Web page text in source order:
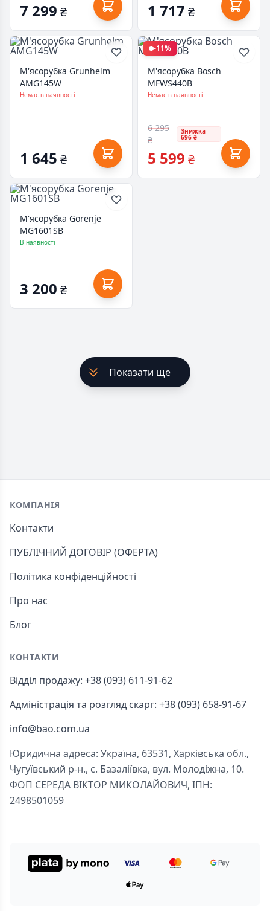
7 299 ₴ 1 717 ₴
М'ясорубка Grunhelm
AMG145W
Немає в наявності
1 645 ₴
-11%
М'ясорубка Bosch
MFWS440B
Немає в наявності
6 295
₴
Знижка
696 ₴
5 599 ₴
М'ясорубка Gorenje
MG1601SB
В наявності
3 200 ₴
Показати ще
Footer
КОМПАНІЯ
Контакти
ПУБЛІЧНИЙ ДОГОВІР (ОФЕРТА)
Політика конфіденційності
Про нас
Блог
КОНТАКТИ
Відділ продажу: +38 (093) 611-91-62
Адміністрація та розгляд скарг: +38 (093) 658-91-67
info@bao.com.ua
Юридична адреса: Україна, 63531, Харківська обл.,
Чугуївський р-н., с. Базаліївка, вул. Молодіжна, 10.
ФОП СЕРЕДА ВІКТОР МИКОЛАЙОВИЧ, ІПН:
2498501059